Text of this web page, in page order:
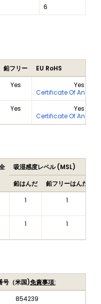
6
鉛フリー
EU RoHS
Yes
Yes
Certificate Of
Yes
Yes
Certificate Of
吸湿感度レベル (MSL)
鉛はんだ
鉛フリーはんだ
1 1
1 1
号（米国)免責事項:
854239